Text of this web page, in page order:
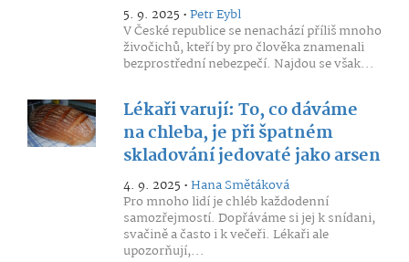
5. 9. 2025 •Petr Eybl
V České republice se nenachází příliš mnoho
živočichů, kteří by pro člověka znamenali
bezprostřední nebezpečí. Najdou se však...
Lékaři varují: To, co dáváme
na chleba, je při špatném
skladování jedovaté jako arsen
4. 9. 2025 •Hana Smětáková
Pro mnoho lidí je chléb každodenní
samozřejmostí. Dopřáváme si jej k snídani,
svačině a často i k večeři. Lékaři ale
upozorňují,...